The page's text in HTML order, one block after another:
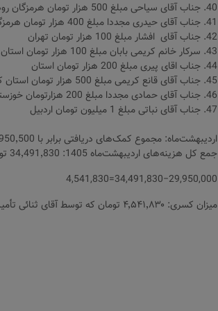
40. جناب آقای سیاحی مبلغ 500 هزار تومان هرمزگان رودان
41. جناب آقای حیدری مجددا مبلغ 400 هزار تومان هرمزگان کیش
42. جناب آقای افشار مبلغ 100 هزار تومان تهران
43. سرکار خانم کریمی بابان مبلغ 100 هزار تومان استان کردستان مریوان
44. جناب اقای پیری مبلغ 200 هزار تومان استان
45. جناب آقای قانع کریمی مبلغ 500 هزار تومان استان کردستان مریوان
46. جناب آقای حمادی مجددا مبلغ 200 هزارتومان خوزستان
47. جناب آقای نباتی مبلغ 1 میلیون تومان اردبیل
اردیبهشت‌ماه: مجموع کمک‌های دریافتی برابر با 29٬950٬500 تومان
جمع کل هزینه‌های اردیبهشت‌ماه 1405: 34٬491٬830 تومان بوده است
34,491,830−29,950,000=4,541,830
میزان کسری: ۴٬۵۴۱٬۸۳۰ تومان که توسط آقای ثنائی تأمین شد. ادامه گزارش پرداخت و هزینه ها: